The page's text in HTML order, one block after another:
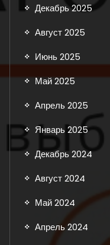
Декабрь 2025
Август 2025
Июнь 2025
Май 2025
Апрель 2025
Январь 2025
Декабрь 2024
Август 2024
Май 2024
Апрель 2024